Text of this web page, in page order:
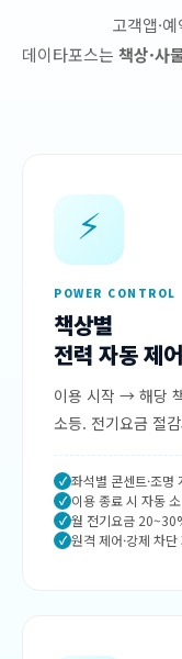
고객앱·
데이타포스는 책상·사
⚡
POWER CONTROL
책상별
전력 자동 제어
이용 시작 → 해당
소등. 전기요금 절
좌석별 콘센트·조명
이용 종료 시 자동
월 전기요금
원격 제어·강제 차단